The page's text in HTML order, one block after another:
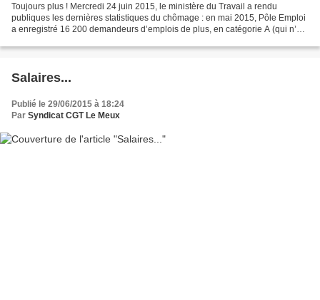
Toujours plus ! Mercredi 24 juin 2015, le ministère du Travail a rendu
publiques les dernières statistiques du chômage : en mai 2015, Pôle Emploi
a enregistré 16 200 demandeurs d’emplois de plus, en catégorie A (qui n’ont
Salaires...
Publié le 29/06/2015 à 18:24
Par Syndicat CGT Le Meux